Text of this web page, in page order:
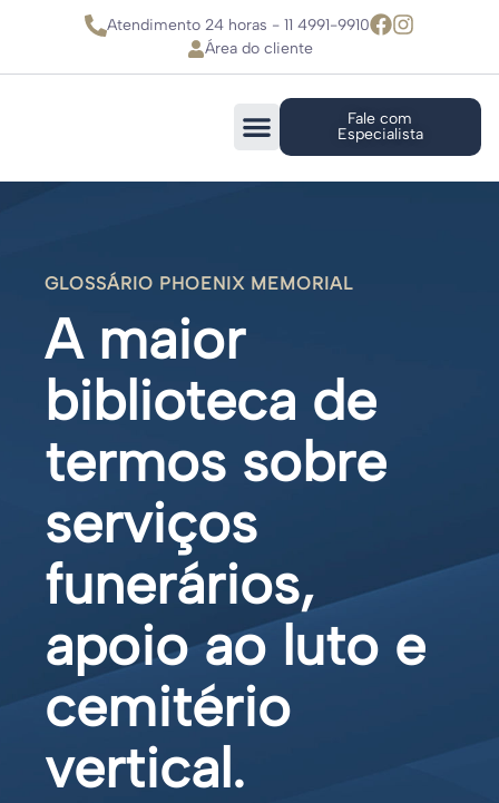
Atendimento 24 horas - 11 4991-9910
Área do cliente
Fale com
Especialista
GLOSSÁRIO PHOENIX MEMORIAL
A maior
biblioteca de
termos sobre
serviços
funerários,
apoio ao luto e
cemitério
vertical.